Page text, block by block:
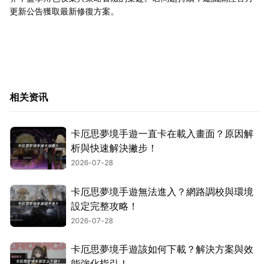
更新公告獲取最新修復方案。
相关资讯
卡厄思夢境手遊一直卡在載入畫面？原因解
析與快速解決撇步！
2026-07-28
卡厄思夢境手遊無法進入？網路調校與環境
設定完整攻略！
2026-07-28
卡厄思夢境手遊該如何下載？解決方案與效